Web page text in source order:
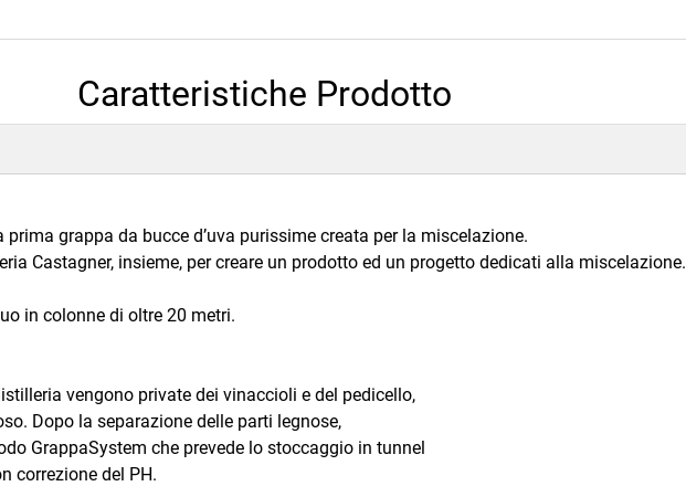
Caratteristiche Prodotto
grappa da bucce d’uva purissime creata per la miscelazione.
Castagner, insieme, per creare un prodotto ed un progetto dedicati alla miscelazione.
in colonne di oltre 20 metri.
vengono private dei vinaccioli e del pedicello,
Dopo la separazione delle parti legnose,
GrappaSystem che prevede lo stoccaggio in tunnel
correzione del PH.